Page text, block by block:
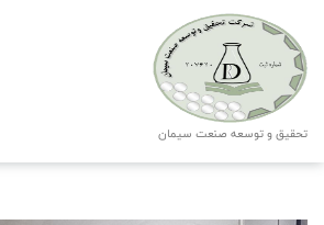
تحقیق و توسعه صنعت سیمان